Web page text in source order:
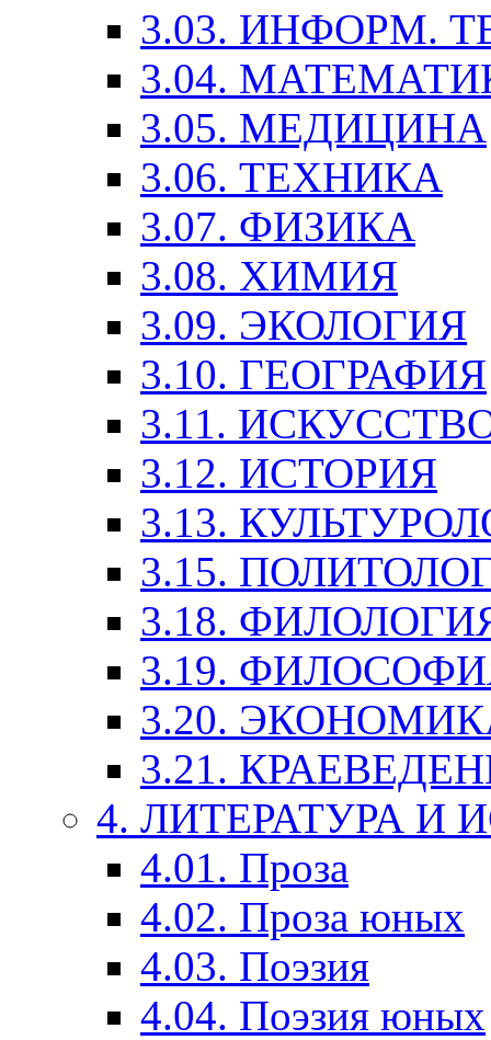
3.03. ИНФОРМ.
3.04.
3.05. МЕДИЦИНА
3.06. ТЕХНИКА
3.07. ФИЗИКА
3.08. ХИМИЯ
3.09. ЭКОЛОГИЯ
3.10. ГЕОГРАФИЯ
3.11.
3.12. ИСТОРИЯ
3.13.
3.15.
3.18.
3.19.
3.20.
3.21.
4. ЛИТЕРАТУРА И
4.01. Проза
4.02. Проза юных
4.03. Поэзия
4.04. Поэзия юных